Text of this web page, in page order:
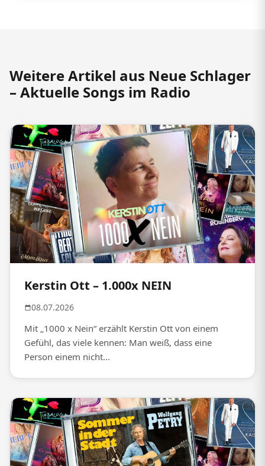
Weitere Artikel aus Neue Schlager
– Aktuelle Songs im Radio
Kerstin Ott – 1.000x NEIN
08.07.2026
Mit „1000 x Nein“ erzählt Kerstin Ott von einem
Gefühl, das viele kennen: Man weiß, dass eine
Person einem nicht...